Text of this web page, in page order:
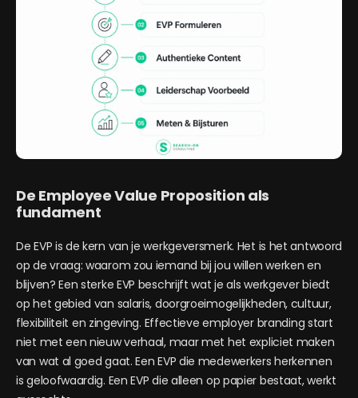
De Employee Value Proposition als
fundament
De EVP is de kern van je werkgeversmerk. Het is het antwoord
op de vraag: waarom zou iemand bij jou willen werken en
blijven? Een sterke EVP beschrijft wat je als werkgever biedt
op het gebied van salaris, doorgroeimogelijkheden, cultuur,
flexibiliteit en zingeving. Effectieve employer branding start
niet met een nieuw verhaal, maar met het expliciet maken
van wat al goed gaat. Een EVP die medewerkers herkennen
is geloofwaardig. Een EVP die alleen op papier bestaat, werkt